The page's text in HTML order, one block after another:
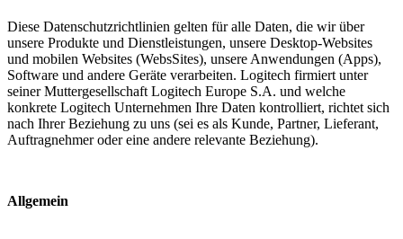
Diese Datenschutzrichtlinien gelten für alle Daten, die wir über
unsere Produkte und Dienstleistungen, unsere Desktop-Websites
und mobilen Websites (WebsSites), unsere Anwendungen (Apps),
Software und andere Geräte verarbeiten. Logitech firmiert unter
seiner Muttergesellschaft Logitech Europe S.A. und welche
konkrete Logitech Unternehmen Ihre Daten kontrolliert, richtet sich
nach Ihrer Beziehung zu uns (sei es als Kunde, Partner, Lieferant,
Auftragnehmer oder eine andere relevante Beziehung).
Allgemein